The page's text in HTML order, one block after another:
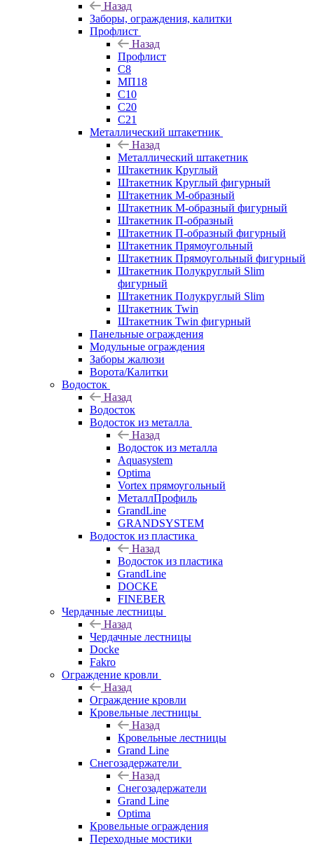
Назад
Заборы, ограждения, калитки
Профлист
Назад
Профлист
С8
МП18
С10
С20
С21
Металлический штакетник
Назад
Металлический штакетник
Штакетник Круглый
Штакетник Круглый фигурный
Штакетник М-образный
Штакетник М-образный фигурный
Штакетник П-образный
Штакетник П-образный фигурный
Штакетник Прямоугольный
Штакетник Прямоугольный фигурный
Штакетник Полукруглый Slim
фигурный
Штакетник Полукруглый Slim
Штакетник Twin
Штакетник Twin фигурный
Панельные ограждения
Модульные ограждения
Заборы жалюзи
Ворота/Калитки
Водосток
Назад
Водосток
Водосток из металла
Назад
Водосток из металла
Aquasystem
Optima
Vortex прямоугольный
МеталлПрофиль
GrandLine
GRANDSYSTEM
Водосток из пластика
Назад
Водосток из пластика
GrandLine
DOCKE
FINEBER
Чердачные лестницы
Назад
Чердачные лестницы
Docke
Fakro
Ограждение кровли
Назад
Ограждение кровли
Кровельные лестницы
Назад
Кровельные лестницы
Grand Line
Снегозадержатели
Назад
Снегозадержатели
Grand Line
Optima
Кровельные ограждения
Переходные мостики